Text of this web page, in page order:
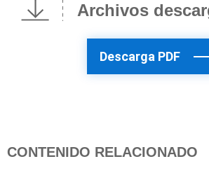
Archivos
Descarga PDF
CONTENIDO RELACIONADO